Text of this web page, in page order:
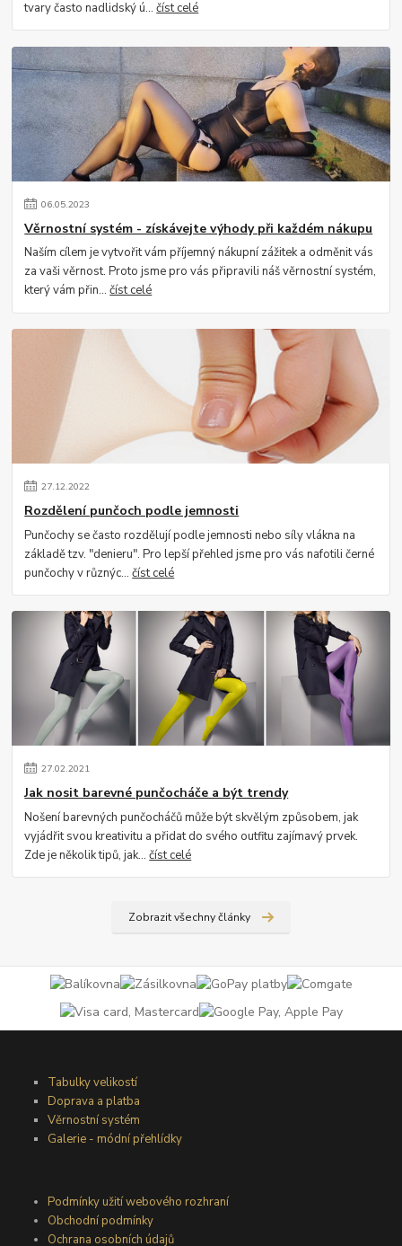
tvary často nadlidský ú...číst celé
06.05.2023
Věrnostní systém - získávejte výhody při každém nákupu
Naším cílem je vytvořit vám příjemný nákupní zážitek a odměnit vás
za vaši věrnost. Proto jsme pro vás připravili náš věrnostní systém,
který vám přin...číst celé
27.12.2022
Rozdělení punčoch podle jemnosti
Punčochy se často rozdělují podle jemnosti nebo síly vlákna na
základě tzv. "denieru". Pro lepší přehled jsme pro vás nafotili černé
punčochy v různýc...číst celé
27.02.2021
Jak nosit barevné punčocháče a být trendy
Nošení barevných punčocháčů může být skvělým způsobem, jak
vyjádřit svou kreativitu a přidat do svého outfitu zajímavý prvek.
Zde je několik tipů, jak...číst celé
Zobrazit všechny články
Tabulky velikostí
Doprava a platba
Věrnostní systém
Galerie - módní přehlídky
Podmínky užití webového rozhraní
Obchodní podmínky
Ochrana osobních údajů